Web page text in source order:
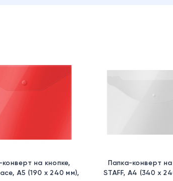
конверт на кнопке,
А5 (190 х 240 мм),
Папка-конверт на
STAFF, А4 (340 х